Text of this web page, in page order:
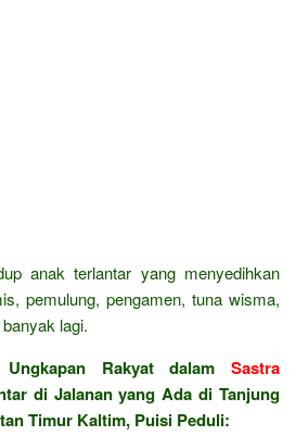
anak terlantar yang menyedihkan
pemulung, pengamen, tuna wisma,
lagi.
Rakyat dalam Sastra
di Jalanan yang Ada di Tanjung
Timur Kaltim, Puisi Peduli: